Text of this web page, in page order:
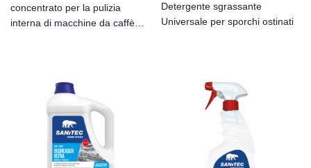
concentrato per la pulizia
interna di macchine da caffè
Detergente sgrassante
Universale per sporchi ostinati